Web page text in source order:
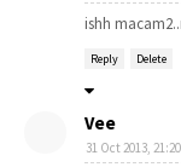
ishh
Reply Delete
Vee
31 Oct 2013,